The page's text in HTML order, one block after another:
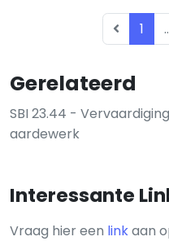
Gerelateerd
SBI 23.44 -
aardewerk
Interessante
Vraag hier een linkaan
1